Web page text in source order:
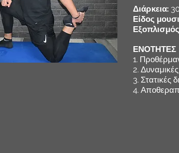
Διάρκεια:
Είδος
ΕΝΟΤΗΤΕΣ
1.
2.
3. Στατικές
4.